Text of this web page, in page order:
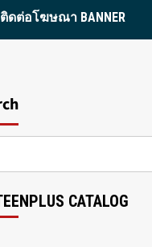
ติดต่อโฆษณา BANNER
CATALOG